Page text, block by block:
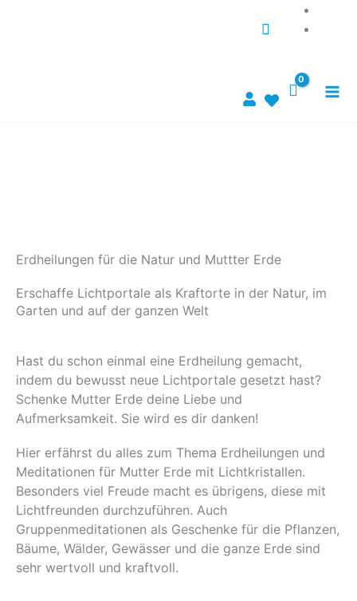
Erdheilungen für die Natur und Muttter Erde
Erschaffe Lichtportale als Kraftorte in der Natur, im
Garten und auf der ganzen Welt
Hast du schon einmal eine Erdheilung gemacht,
indem du bewusst neue Lichtportale gesetzt hast?
Schenke Mutter Erde deine Liebe und
Aufmerksamkeit. Sie wird es dir danken!
Hier erfährst du alles zum Thema Erdheilungen und
Meditationen für Mutter Erde mit Lichtkristallen.
Besonders viel Freude macht es übrigens, diese mit
Lichtfreunden durchzuführen. Auch
Gruppenmeditationen als Geschenke für die Pflanzen,
Bäume, Wälder, Gewässer und die ganze Erde sind
sehr wertvoll und kraftvoll.